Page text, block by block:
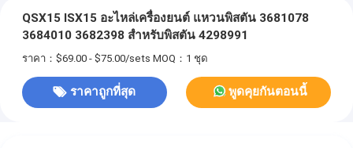
QSX15 ISX15 อะไหล่เครื่องยนต์ แหวนพิสตัน 3681078
3684010 3682398 สําหรับพิสตัน 4298991
ราคา：$69.00 - $75.00/sets MOQ：1 ชุด
ราคาถูกที่สุด พูดคุยกันตอนนี้